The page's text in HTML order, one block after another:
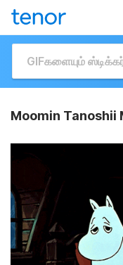
Moomin Tanoshii